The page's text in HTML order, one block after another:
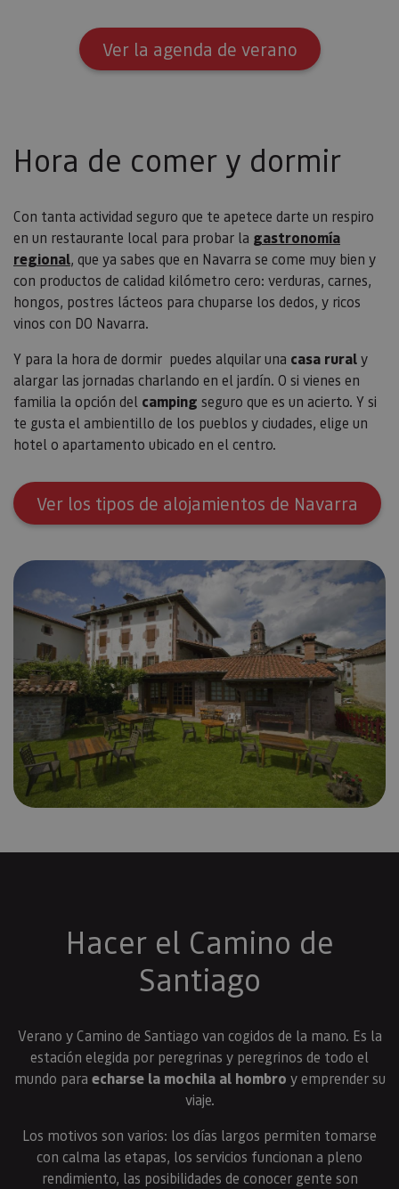
Ver la agenda de verano
Hora de comer y dormir
Con tanta actividad seguro que te apetece darte un respiro
en un restaurante local para probar la gastronomía
regional, que ya sabes que en Navarra se come muy bien y
con productos de calidad kilómetro cero: verduras, carnes,
hongos, postres lácteos para chuparse los dedos, y ricos
vinos con DO Navarra.
Y para la hora de dormir puedes alquilar una casa ruraly
alargar las jornadas charlando en el jardín. O si vienes en
familia la opción del camping seguro que es un acierto. Y si
te gusta el ambientillo de los pueblos y ciudades, elige un
hotel o apartamento ubicado en el centro.
Ver los tipos de alojamientos de Navarra
Hacer el Camino de
Santiago
Verano y Camino de Santiago van cogidos de la mano. Es la
estación elegida por peregrinas y peregrinos de todo el
mundo para echarse la mochila al hombro y emprender su
viaje.
Los motivos son varios: los días largos permiten tomarse
con calma las etapas, los servicios funcionan a pleno
rendimiento, las posibilidades de conocer gente son